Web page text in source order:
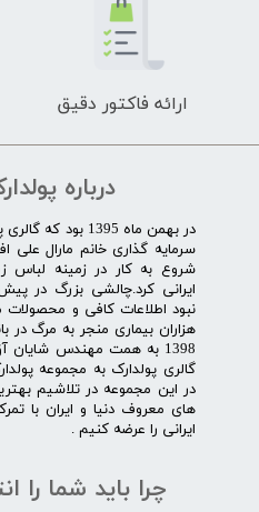
ارائه فاکتور دقیق
درباره
در بهمن ماه 1395
سرمایه گذاری خانم مارال علی
شروع به کار در زمینه لباس
ایرانی کرد.چالشی بزرگ در
نبود اطلاعات کافی و محصولات
هزاران بیماری منجر به مرگ در
1398 به همت مهندس شایان
گالری پولدارک به مجموعه
در این مجموعه در تلاشیم
های معروف دنیا و ایران با
ایرانی را عرضه کنیم .​​​​​​​
چرا باید شما را